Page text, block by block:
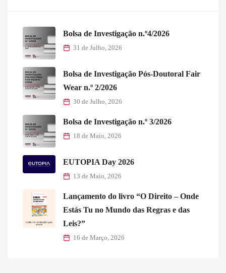
Bolsa de Investigação n.º4/2026
31 de Julho, 2026
Bolsa de Investigação Pós-Doutoral Fair
Wear n.º 2/2026
30 de Julho, 2026
Bolsa de Investigação n.º 3/2026
18 de Maio, 2026
EUTOPIA Day 2026
13 de Maio, 2026
Lançamento do livro “O Direito – Onde
Estás Tu no Mundo das Regras e das
Leis?”
16 de Março, 2026